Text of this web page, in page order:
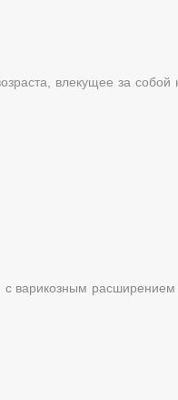
влекущее за
расширением